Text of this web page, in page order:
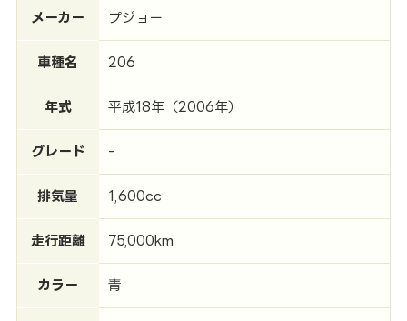
メーカー プジョー
車種名 206
年式 平成18年（2006年）
グレード -
排気量 1,600cc
走行距離 75,000km
カラー 青